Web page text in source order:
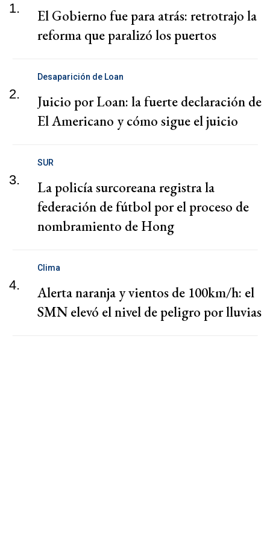
1.
El Gobierno fue para atrás: retrotrajo la
reforma que paralizó los puertos
2.
Desaparición de Loan
Juicio por Loan: la fuerte declaración de
El Americano y cómo sigue el juicio
3.
SUR
La policía surcoreana registra la
federación de fútbol por el proceso de
nombramiento de Hong
4.
Clima
Alerta naranja y vientos de 100km/h: el
SMN elevó el nivel de peligro por lluvias